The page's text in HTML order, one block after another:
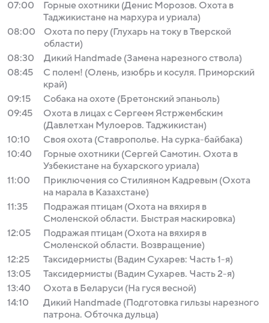
07:00
Горные охотники (Денис Морозов. Охота в
Таджикистане на мархура и уриала)
08:00
Охота по перу (Глухарь на току в Тверской
области)
08:30
Дикий Handmade (Замена нарезного ствола)
08:45
С полем! (Олень, изюбрь и косуля. Приморский
край)
09:15
Собака на охоте (Бретонский эпаньоль)
09:45
Охота в лицах с Сергеем Ястржембским
(Давлетхан Мулоеров. Таджикистан)
10:10
Своя охота (Ставрополье. На сурка-байбака)
10:40
Горные охотники (Сергей Самотин. Охота в
Узбекистане на бухарского уриала)
11:00
Приключения со Стилияном Кадревым (Охота
на марала в Казахстане)
11:35
Подражая птицам (Охота на вяхиря в
Смоленской области. Быстрая маскировка)
12:05
Подражая птицам (Охота на вяхиря в
Смоленской области. Возвращение)
12:25
Таксидермисты (Вадим Сухарев: Часть 1-я)
13:05
Таксидермисты (Вадим Сухарев. Часть 2-я)
13:40
Охота в Беларуси (На гуся весной)
14:10
Дикий Handmade (Подготовка гильзы нарезного
патрона. Обточка дульца)